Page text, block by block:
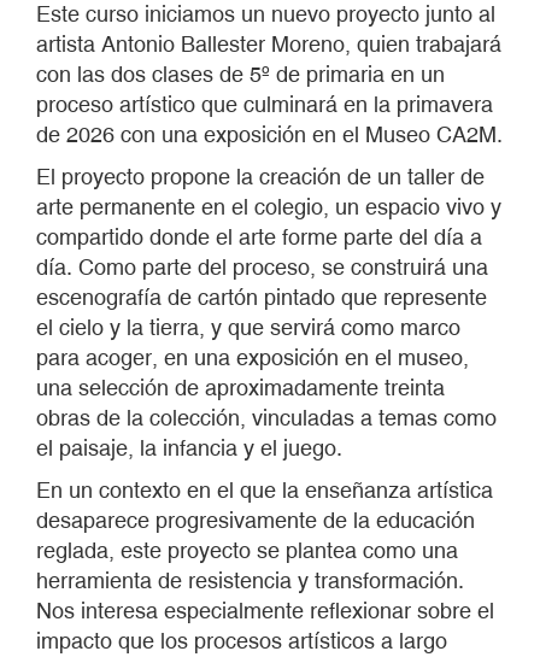
Este curso iniciamos un nuevo proyecto junto al
artista Antonio Ballester Moreno, quien trabajará
con las dos clases de 5º de primaria en un
proceso artístico que culminará en la primavera
de 2026 con una exposición en el Museo CA2M.
El proyecto propone la creación de un taller de
arte permanente en el colegio, un espacio vivo y
compartido donde el arte forme parte del día a
día. Como parte del proceso, se construirá una
escenografía de cartón pintado que represente
el cielo y la tierra, y que servirá como marco
para acoger, en una exposición en el museo,
una selección de aproximadamente treinta
obras de la colección, vinculadas a temas como
el paisaje, la infancia y el juego.
En un contexto en el que la enseñanza artística
desaparece progresivamente de la educación
reglada, este proyecto se plantea como una
herramienta de resistencia y transformación.
Nos interesa especialmente reflexionar sobre el
impacto que los procesos artísticos a largo